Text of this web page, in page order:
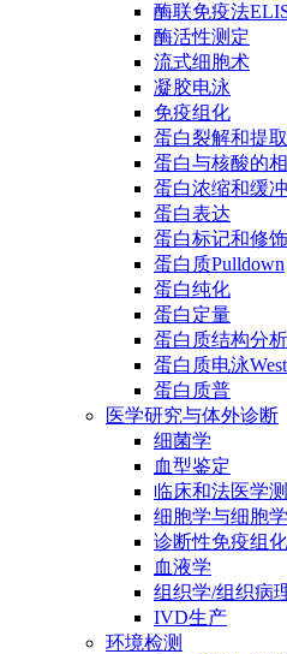
酶联免疫法
酶活性测定
流式细胞术
凝胶电泳
免疫组化
蛋白裂解和提取
蛋白与核酸的
蛋白浓缩和缓
蛋白表达
蛋白标记和修饰
蛋白质Pulldown
蛋白纯化
蛋白定量
蛋白质结构分析
蛋白质电泳
蛋白质普
医学研究与体外诊断
细菌学
血型鉴定
临床和法医学
细胞学与细胞
诊断性免疫组化
血液学
组织学/组织病
IVD生产
环境检测